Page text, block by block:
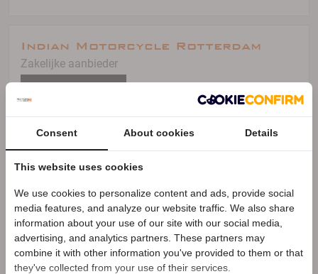
Indian Motorcycle Rotterdam
Zakelijke aanbieder
Rotterdam
https://www.indianmotorcyclerotterdam.com/
27 advertenties (27 actief)
Speciale Motor2go prijs
Benieuwd naar de speciale Motor2go prijs? Bel
https://www.indianmotorcyclerotterdam.com/
Consent About cookies Details
This website uses cookies
We use cookies to personalize content and ads, provide social
media features, and analyze our website traffic. We also share
information about your use of our site with our social media,
advertising, and analytics partners. These partners may
combine it with other information you've provided to them or that
they've collected from your use of their services.